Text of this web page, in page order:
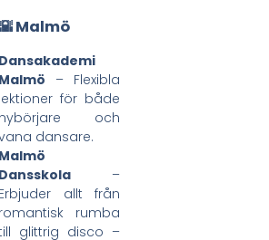
Malmö
Dansakademi
Malmö – Flexibla
lektioner för både
nybörjare och
dansare.
Malmö
Dansskola –
Erbjuder allt från
romantisk rumba
glittrig disco –